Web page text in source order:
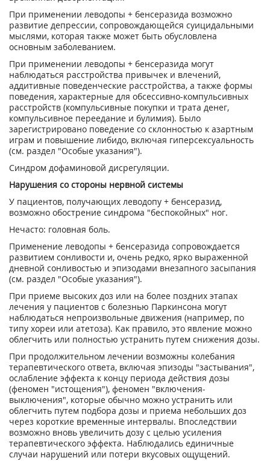
При применении леводопы + бенсеразида возможно
развитие депрессии, сопровождающейся суицидальными
мыслями, которая также может быть обусловлена
основным заболеванием.
При применении леводопы + бенсеразида могут
наблюдаться расстройства привычек и влечений,
аддитивные поведенческие расстройства, а также формы
поведения, характерные для обсессивно-компульсивных
расстройств (компульсивные покупки и трата денег,
компульсивное переедание и булимия). Было
зарегистрировано поведение со склонностью к азартным
играм и повышение либидо, включая гиперсексуальность
(см. раздел "Особые указания").
Синдром дофаминовой дисрегуляции.
Нарушения со стороны нервной системы
У пациентов, получающих леводопу + бенсеразид,
возможно обострение синдрома "беспокойных" ног.
Нечасто: головная боль.
Применение леводопы + бенсеразида сопровождается
развитием сонливости и, очень редко, ярко выраженной
дневной сонливостью и эпизодами внезапного засыпания
(см. раздел "Особые указания").
При приеме высоких доз или на более поздних этапах
лечения у пациентов с болезнью Паркинсона могут
наблюдаться непроизвольные движения (например, по
типу хореи или атетоза). Как правило, это явление можно
облегчить или полностью устранить путем снижения дозы.
При продолжительном лечении возможны колебания
терапевтического ответа, включая эпизоды "застывания",
ослабление эффекта к концу периода действия дозы
(феномен "истощения"), феномен "включения-
выключения", которые обычно можно устранить или
облегчить путем подбора дозы и приема небольших доз
через короткие временные интервалы. Впоследствии
возможно вновь увеличить дозу с целью усиления
терапевтического эффекта. Наблюдались единичные
случаи нарушений или потери вкусовых ощущений.